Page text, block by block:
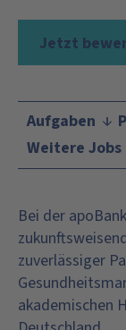
Jetzt
Aufgaben
Weitere Jobs
Bei der
zuverlässiger
akademischen